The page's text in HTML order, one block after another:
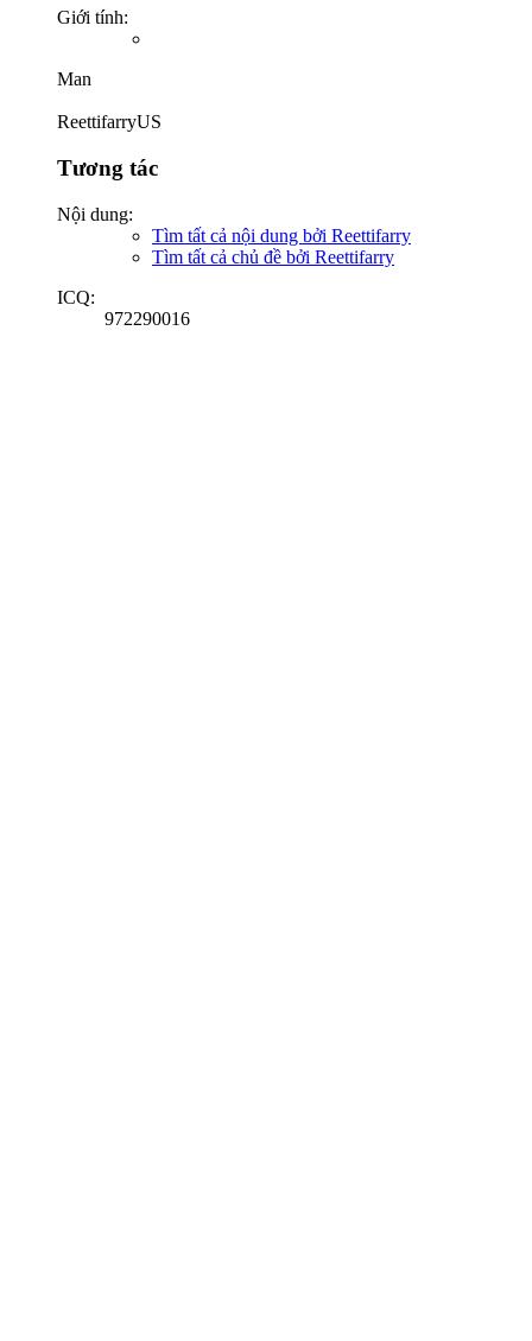
Giới tính:
Man
ReettifarryUS
Tương tác
Nội dung:
Tìm tất cả nội dung bởi Reettifarry
Tìm tất cả chủ đề bởi Reettifarry
ICQ:
972290016